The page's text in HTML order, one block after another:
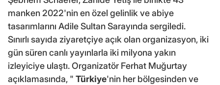
manken 2022'nin en özel gelinlik ve abiye
tasarımlarını Adile Sultan Sarayında sergiledi.
Sınırlı sayıda ziyaretçiye açık olan organizasyon, iki
gün süren canlı yayınlarla iki milyona yakın
izleyiciye ulaştı. Organizatör Ferhat Muğurtay
açıklamasında, " Türkiye'nin her bölgesinden ve